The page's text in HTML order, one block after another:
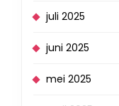
juli 2025
juni 2025
mei 2025